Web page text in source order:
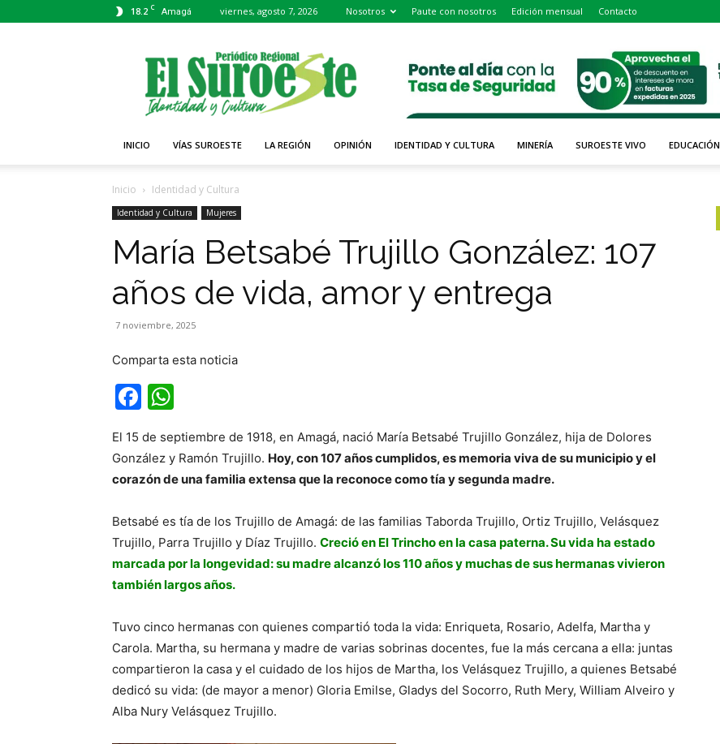
18.2 C Amagá viernes, agosto 7, 2026 Nosotros Paute con nosotros Edición mensual Contacto
Periódico
El
Suroeste
INICIO VÍAS SUROESTE LA REGIÓN OPINIÓN IDENTIDAD Y CULTURA MINERÍA SUROESTE VIVO EDUCACIÓN
Inicio Identidad y Cultura
Identidad y Cultura Mujeres
María Betsabé Trujillo González: 107
años de vida, amor y entrega
7 noviembre, 2025
Comparta esta noticia
Facebook
El 15 de septiembre de 1918, en Amagá, nació María Betsabé Trujillo González, hija de Dolores
González y Ramón Trujillo. Hoy, con 107 años cumplidos, es memoria viva de su municipio y el
corazón de una familia extensa que la reconoce como tía y segunda madre.
Betsabé es tía de los Trujillo de Amagá: de las familias Taborda Trujillo, Ortiz Trujillo, Velásquez
Trujillo, Parra Trujillo y Díaz Trujillo. Creció en El Trincho en la casa paterna. Su vida ha estado
marcada por la longevidad: su madre alcanzó los 110 años y muchas de sus hermanas vivieron
también largos años.
Tuvo cinco hermanas con quienes compartió toda la vida: Enriqueta, Rosario, Adelfa, Martha y
Carola. Martha, su hermana y madre de varias sobrinas docentes, fue la más cercana a ella: juntas
compartieron la casa y el cuidado de los hijos de Martha, los Velásquez Trujillo, a quienes Betsabé
dedicó su vida: (de mayor a menor) Gloria Emilse, Gladys del Socorro, Ruth Mery, William Alveiro y
Alba Nury Velásquez Trujillo.